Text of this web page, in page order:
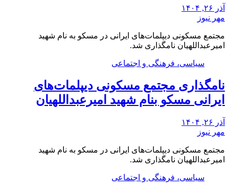
آذر ۲۶, ۱۴۰۴
مهر نیوز
مجتمع مسکونی دیپلمات‌های ایرانی در مسکو به نام شهید
امیرعبداللهیان نامگذاری شد.
سیاسی، فرهنگی و اجتماعی
نامگذاری مجتمع مسکونی دیپلمات‌های
ایرانی مسکو بنام شهید امیرعبداللهیان
آذر ۲۶, ۱۴۰۴
مهر نیوز
مجتمع مسکونی دیپلمات‌های ایرانی در مسکو به نام شهید
امیرعبداللهیان نامگذاری شد.
سیاسی، فرهنگی و اجتماعی